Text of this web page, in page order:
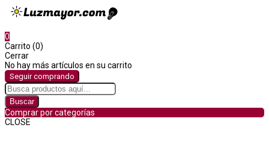
0
Carrito (0)
Cerrar
No hay más artículos en su carrito
Seguir comprando
Buscar
Comprar por categorías
CLOSE